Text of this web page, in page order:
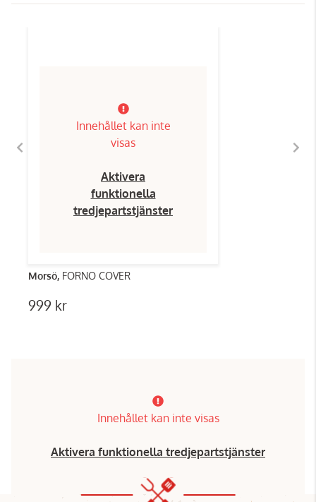
Innehållet kan inte
visas
Aktivera
funktionella
tredjepartstjänster
Morsö, FORNO COVER
999 kr
Innehållet kan inte visas
Aktivera funktionella tredjepartstjänster